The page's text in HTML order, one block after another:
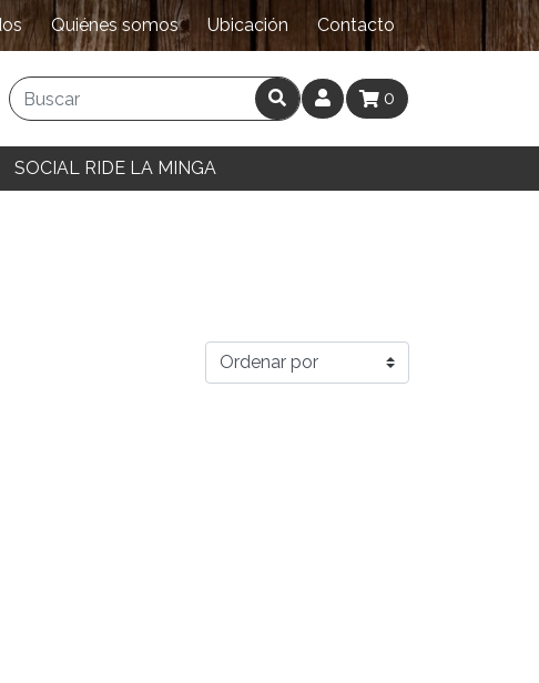
Quiénes somos Ubicación Contacto
0
SOCIAL RIDE LA MINGA